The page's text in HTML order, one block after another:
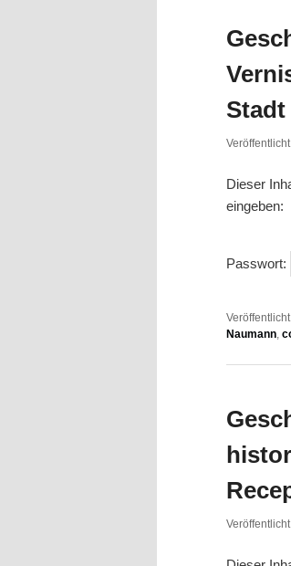
Dieser
eingeben:
Passwort:
Naumann,